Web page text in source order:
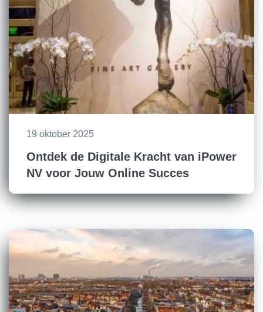
19 oktober 2025
Ontdek de Digitale Kracht van iPower
NV voor Jouw Online Succes